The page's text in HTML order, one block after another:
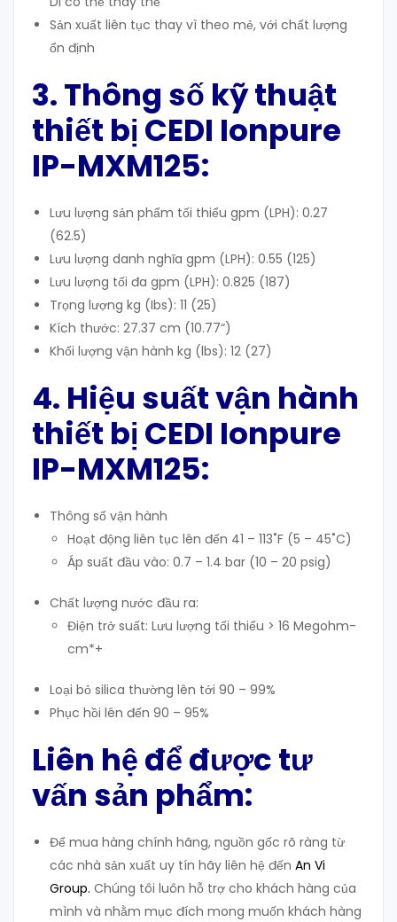
Sản xuất liên tục thay vì theo mẻ, với chất lượng
ổn định
3. Thông số kỹ thuật
thiết bị CEDI Ionpure
IP-MXM125:
Lưu lượng sản phẩm tối thiểu gpm (LPH): 0.27
(62.5)
Lưu lượng danh nghĩa gpm (LPH): 0.55 (125)
Lưu lượng tối đa gpm (LPH): 0.825 (187)
Trọng lượng kg (Ibs): 11 (25)
Kích thước: 27.37 cm (10.77“)
Khối lượng vận hành kg (lbs): 12 (27)
4. Hiệu suất vận hành
thiết bị CEDI Ionpure
IP-MXM125:
Thông số vận hành
Hoạt động liên tục lên đến 41 – 113˚F (5 – 45˚C)
Áp suất đầu vào: 0.7 – 1.4 bar (10 – 20 psig)
Chất lượng nước đầu ra:
Điện trở suất: Lưu lượng tối thiểu > 16 Megohm-
cm*+
Loại bỏ silica thường lên tới 90 – 99%
Phục hồi lên đến 90 – 95%
Liên hệ để được tư
vấn sản phẩm:
Để mua hàng chính hãng, nguồn gốc rõ ràng từ
các nhà sản xuất uy tín hãy liên hệ đến An Vi
Group. Chúng tôi luôn hỗ trợ cho khách hàng của
mình và nhằm mục đích mong muốn khách hàng